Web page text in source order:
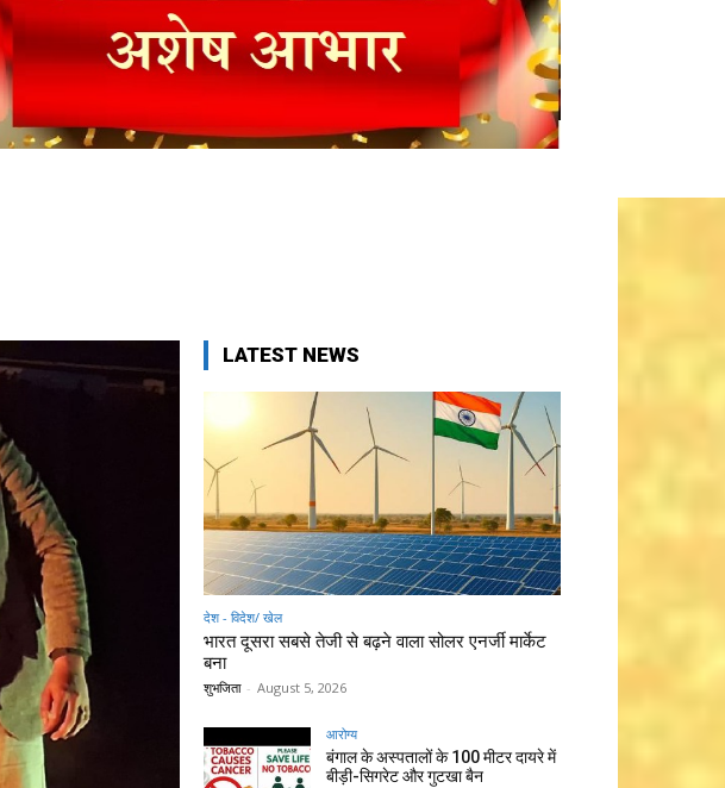
LATEST NEWS
देश - विदेश/ खेल
भारत दूसरा सबसे तेजी से बढ़ने वाला सोलर एनर्जी मार्केट
बना
शुभजिता - August 5, 2026
आरोग्य
बंगाल के अस्पतालों के 100 मीटर दायरे में
बीड़ी-सिगरेट और गुटखा बैन